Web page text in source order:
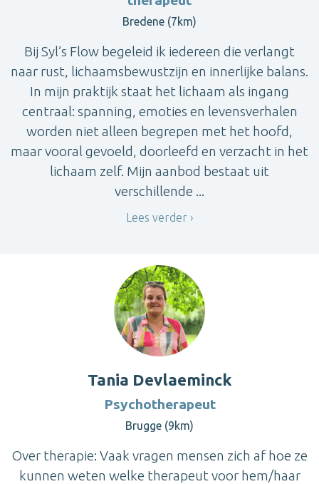
Bredene (7km)
Bij Syl’s Flow begeleid ik iedereen die verlangt
naar rust, lichaamsbewustzijn en innerlijke balans.
In mijn praktijk staat het lichaam als ingang
centraal: spanning, emoties en levensverhalen
worden niet alleen begrepen met het hoofd,
maar vooral gevoeld, doorleefd en verzacht in het
lichaam zelf. Mijn aanbod bestaat uit
verschillende ...
Lees verder
Tania Devlaeminck
Psychotherapeut
Brugge (9km)
Over therapie: Vaak vragen mensen zich af hoe ze
kunnen weten welke therapeut voor hem/haar